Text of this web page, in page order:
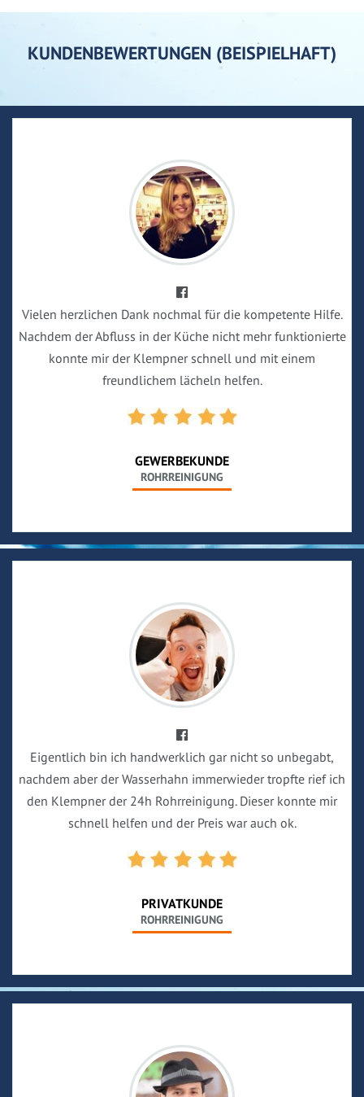
KUNDENBEWERTUNGEN (BEISPIELHAFT)
Vielen herzlichen Dank nochmal für die kompetente Hilfe.
Nachdem der Abfluss in der Küche nicht mehr funktionierte
konnte mir der Klempner schnell und mit einem
freundlichem lächeln helfen.
GEWERBEKUNDE
ROHRREINIGUNG
Eigentlich bin ich handwerklich gar nicht so unbegabt,
nachdem aber der Wasserhahn immerwieder tropfte rief ich
den Klempner der 24h Rohrreinigung. Dieser konnte mir
schnell helfen und der Preis war auch ok.
PRIVATKUNDE
ROHRREINIGUNG